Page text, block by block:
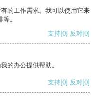
的工作需求。我可以使用它来
。
支持[0] 反对[0]
的办公提供帮助。
支持[0] 反对[0]